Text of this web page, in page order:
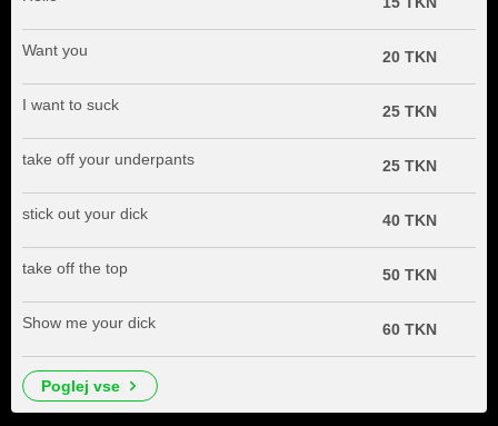
Want you 20 TKN
I want to suck 25 TKN
take off your underpants 25 TKN
stick out your dick 40 TKN
take off the top 50 TKN
Show me your dick 60 TKN
poglej vse